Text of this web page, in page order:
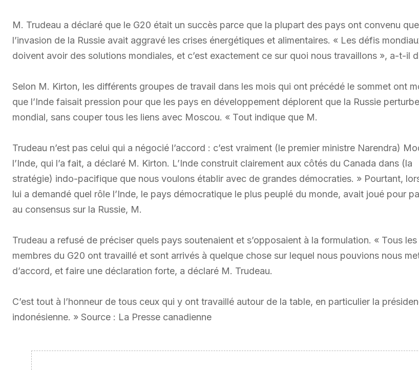
M. Trudeau a déclaré que le G20 était un succès parce que la plupart des pays ont convenu que
l’invasion de la Russie avait aggravé les crises énergétiques et alimentaires. « Les défis
doivent avoir des solutions mondiales, et c’est exactement ce sur quoi nous travaillons », a-t-il
Selon M. Kirton, les différents groupes de travail dans les mois qui ont précédé le sommet ont
que l’Inde faisait pression pour que les pays en développement déplorent que la Russie
mondial, sans couper tous les liens avec Moscou. « Tout indique que M.
Trudeau n’est pas celui qui a négocié l’accord : c’est vraiment (le premier ministre Narendra)
l’Inde, qui l’a fait, a déclaré M. Kirton. L’Inde construit clairement aux côtés du Canada dans (la
stratégie) indo-pacifique que nous voulons établir avec de grandes démocraties. » Pourtant,
lui a demandé quel rôle l’Inde, le pays démocratique le plus peuplé du monde, avait joué pour
au consensus sur la Russie, M.
Trudeau a refusé de préciser quels pays soutenaient et s’opposaient à la formulation. « Tous les
membres du G20 ont travaillé et sont arrivés à quelque chose sur lequel nous pouvions nous
d’accord, et faire une déclaration forte, a déclaré M. Trudeau.
C’est tout à l’honneur de tous ceux qui y ont travaillé autour de la table, en particulier la
indonésienne. » Source : La Presse canadienne